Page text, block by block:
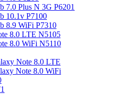
7.0 Plus N 3G P6201
10.1v P7100
8.9 WiFi P7310
8.0 LTE N5105
8.0 WiFi N5110
Note 8.0 LTE
Note 8.0 WiFi